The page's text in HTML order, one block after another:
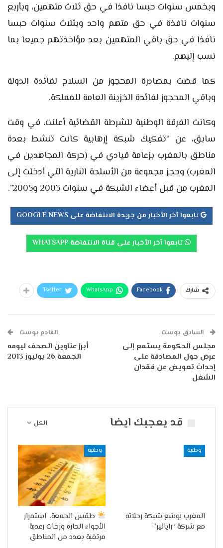
وبخمس سنوات حبسا نافذا في حق ثلاث متهمين، وبأربع
سنوات نافذة في حق متهم واحد وبثلاث سنوات حبسا
نافذا في حق باقي المتهمين بعد مؤاخذتهم جميعا بما
نسب إليهم.
كما قضت بمصادرة المحجوز من السلاح لفائدة الدولة
وباقي المحجوز لفائدة الخزينة العامة للمملكة.
وكانت الفرقة الوطنية للشرطة القضائية أعلنت، في وقت
سابق، عن “تفكيك شبكة إرهابية كانت تنشط بعدة
مناطق بالمغرب بزعامة قيادي في (حركة المجاهدين في
المغرب) وحجز مجموعة من الأسلحة النارية التي أدخلت إلى
المغرب من قبل أعضاء الشبكة في سنوات 2003 و2005”.
تابعوا آخر الأخبار من جريدة الانتفاضة على GOOGLE NEWS
تابعوا آخر الأخبار على قناة الانتفاضة WHATSAPP
شارك Facebook
WhatsApp
Twitter
السابق بوست
مجلس الحكومة يستمع إلى
عرض حول المصادقة على
إحداث تعويض عن فقدان
الشغل
القادم بوست
أبرز عناوين الصحف ليومه
الجمعة 26 يوليوز 2013
الكل قد يعجبك ايضا
وطنية
المغرب يوسّع شبكة رحلاته
مع شركة “رايانير”
وطنية
طقس الجمعة.. استمرار
الأجواء الحارة وزخات رعدية
مرتقبة بعدد من المناطق